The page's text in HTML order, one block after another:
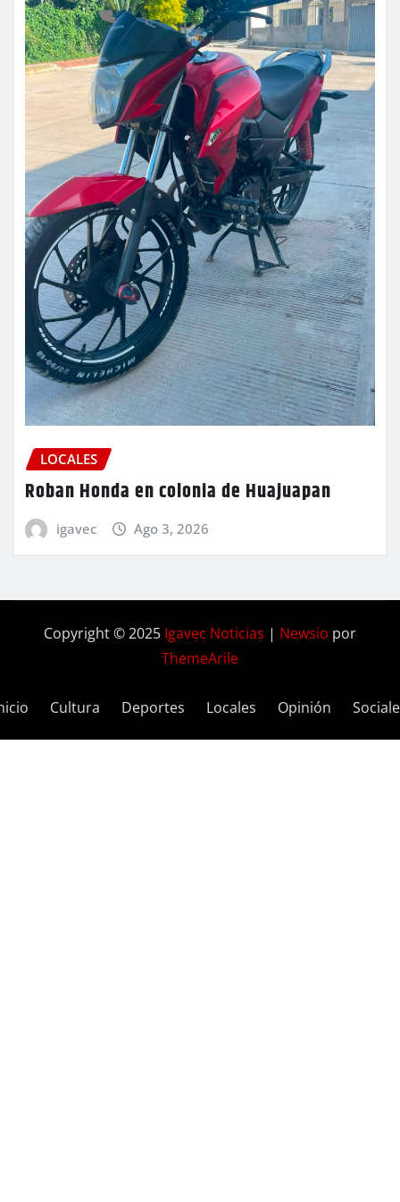
LOCALES
Roban Honda en colonia de Huajuapan
igavec Ago 3, 2026
Copyright © 2025 Igavec Noticias | Newsio por
ThemeArile
Cultura Deportes Locales Opinión